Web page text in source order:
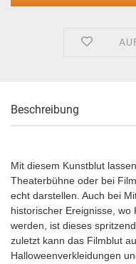
Beschreibung
Mit diesem Kunstblut
Theaterbühne oder bei
echt darstellen. Auch bei
historischer Ereignisse,
werden, ist dieses
zuletzt kann das Filmblut
Halloweenverkleidungen